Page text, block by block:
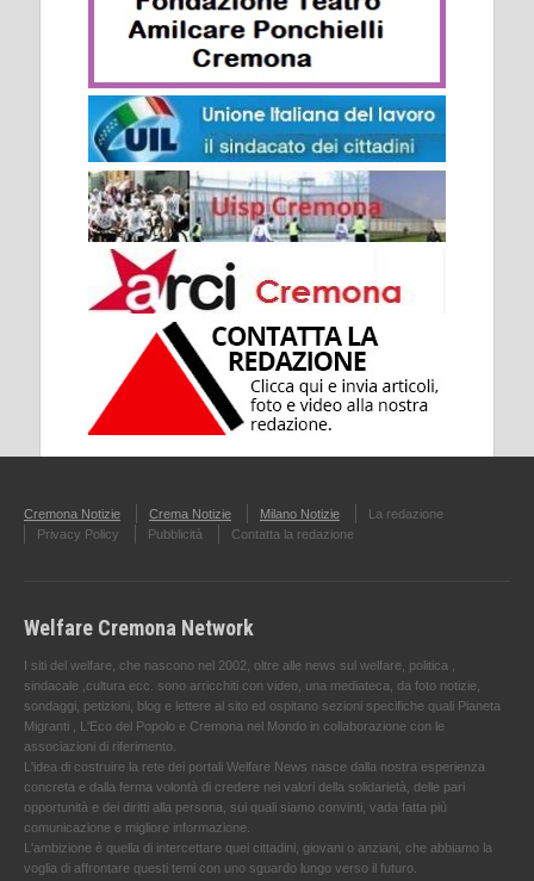
Cremona Notizie Crema Notizie Milano Notizie
La redazione
Privacy Policy
Pubblicità Contatta la redazione
Welfare Cremona Network
I siti del welfare, che nascono nel 2002, oltre alle news sul welfare, politica ,
sindacale ,cultura ecc. sono arricchiti con video, una mediateca, da foto notizie,
sondaggi, petizioni, blog e lettere al sito ed ospitano sezioni specifiche quali Pianeta
Migranti , L'Eco del Popolo e Cremona nel Mondo in collaborazione con le
associazioni di riferimento.
L'idea di costruire la rete dei portali Welfare News nasce dalla nostra esperienza
concreta e dalla ferma volontà di credere nei valori della solidarietà, delle pari
opportunità e dei diritti alla persona, sui quali siamo convinti, vada fatta più
comunicazione e migliore informazione.
L'ambizione è quella di intercettare quei cittadini, giovani o anziani, che abbiamo la
voglia di affrontare questi temi con uno sguardo lungo verso il futuro.